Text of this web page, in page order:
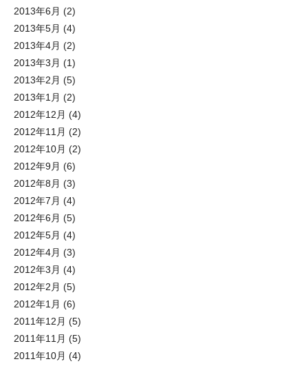
2013年6月 (2)
2013年5月 (4)
2013年4月 (2)
2013年3月 (1)
2013年2月 (5)
2013年1月 (2)
2012年12月 (4)
2012年11月 (2)
2012年10月 (2)
2012年9月 (6)
2012年8月 (3)
2012年7月 (4)
2012年6月 (5)
2012年5月 (4)
2012年4月 (3)
2012年3月 (4)
2012年2月 (5)
2012年1月 (6)
2011年12月 (5)
2011年11月 (5)
2011年10月 (4)